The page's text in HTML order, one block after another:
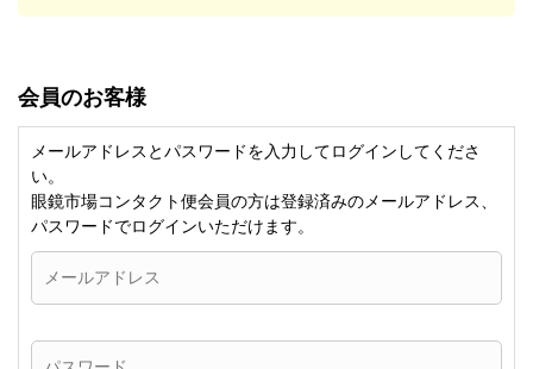
会員のお客様
メールアドレスとパスワードを入力してログインしてくださ
い。
眼鏡市場コンタクト便会員の方は登録済みのメールアドレス、
パスワードでログインいただけます。